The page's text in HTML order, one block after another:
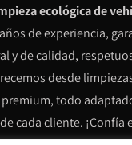
ecológica de
de experiencia,
y de calidad,
desde
todo
cada cliente. ¡Confía